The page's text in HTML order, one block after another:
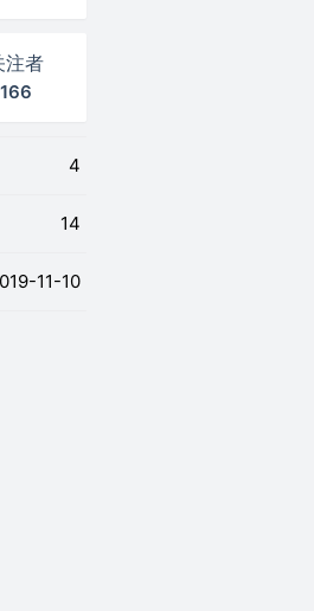
注者
166
4
14
11-10